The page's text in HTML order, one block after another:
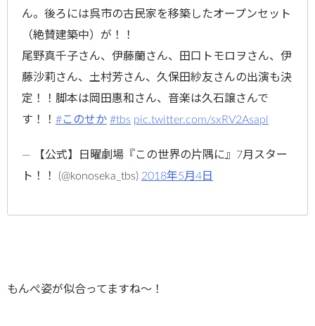
ん。後ろには呉市の古民家を移築したオープンセット
（絶賛建築中）が！！
尾野真千子さん、伊藤蘭さん、田口トモロヲさん、伊
藤沙莉さん、土村芳さん、久保田紗友さんの出演も決
定！！脚本は岡田惠和さん、音楽は久石譲さんで
す！！ #このせか #tbs pic.twitter.com/sxRV2Asapl
— 【公式】日曜劇場『この世界の片隅に』7月スター
ト！！ (@konoseka_tbs) 2018年5月4日
もんぺ姿が似合ってますね～！